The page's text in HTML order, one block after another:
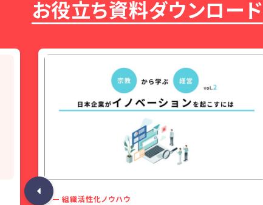
お役立ち資料ダウンロード
組織活性化ノウハウ